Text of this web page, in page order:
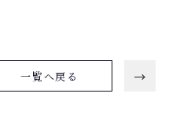
一覧へ戻る